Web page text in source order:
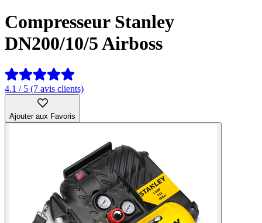
Compresseur Stanley
DN200/10/5 Airboss
4.1 / 5 (7 avis clients)
Ajouter aux Favoris